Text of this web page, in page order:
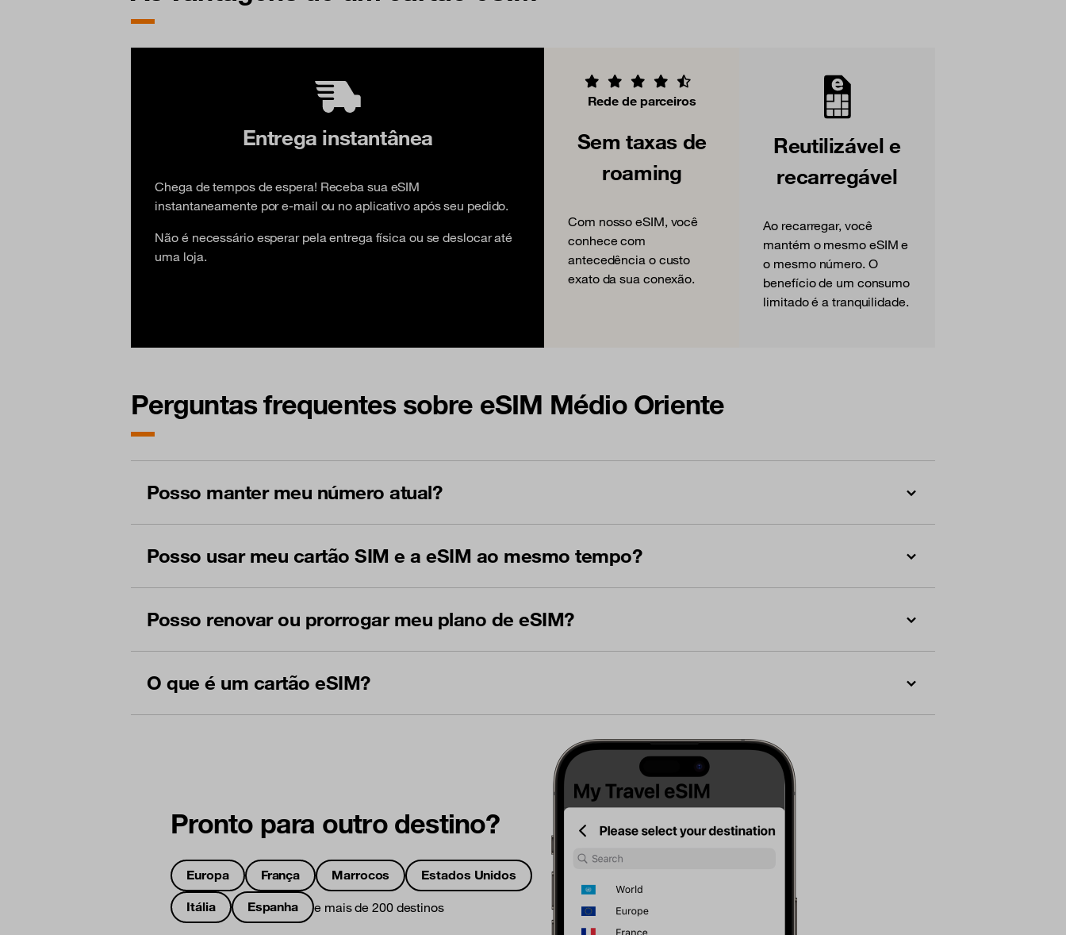
Entrega instantânea
Chega de tempos de espera! Receba sua eSIM
instantaneamente por e-mail ou no aplicativo após seu pedido.
Não é necessário esperar pela entrega física ou se deslocar até
uma loja.
Rede de parceiros
Sem taxas de
roaming
Com nosso eSIM, você
conhece com
antecedência o custo
exato da sua conexão.
Reutilizável e
recarregável
Ao recarregar, você
mantém o mesmo eSIM e
o mesmo número. O
benefício de um consumo
limitado é a tranquilidade.
Perguntas frequentes sobre eSIM Médio Oriente
Posso manter meu número atual?
Posso usar meu cartão SIM e a eSIM ao mesmo tempo?
Posso renovar ou prorrogar meu plano de eSIM?
O que é um cartão eSIM?
Pronto para outro destino?
Europa França Marrocos
Estados Unidos
Itália
Espanha e mais de 200 destinos